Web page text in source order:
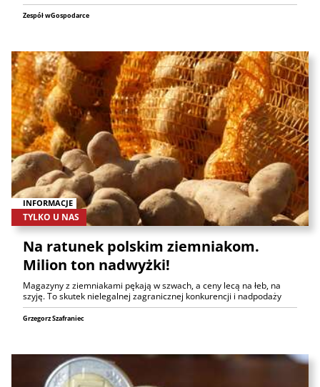
Zespół wGospodarce
INFORMACJE
TYLKO U NAS
Na ratunek polskim ziemniakom.
Milion ton nadwyżki!
Magazyny z ziemniakami pękają w szwach, a ceny lecą na łeb, na
szyję. To skutek nielegalnej zagranicznej konkurencji i nadpodaży
Grzegorz Szafraniec